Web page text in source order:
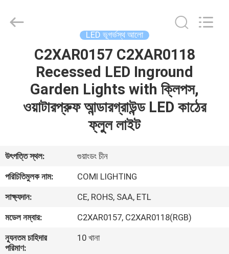
কারখানা
ভ্রমণ
মান
নিয়ন্ত্রণ
LIGHTING
LIMITED.
LED ভূগর্ভস্থ আলো
C2XAR0157 C2XAR0118
Recessed LED Inground
Garden Lights with ক্লিপস,
ওয়াটারপ্রুফ আন্ডারগ্রাউন্ড LED কাঠের
ফ্লুল লাইট
উৎপত্তি স্থল:
গুয়াংডং চীন
পরিচিতিমুলক নাম:
COMI LIGHTING
সাক্ষ্যদান:
CE, ROHS, SAA, ETL
মডেল নম্বার:
C2XAR0157, C2XAR0118(RGB)
ন্যূনতম চাহিদার
পরিমাণ:
10 খানা